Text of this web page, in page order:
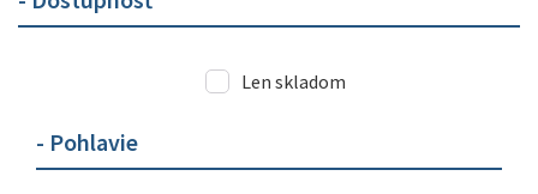
Len skladom
- Pohlavie